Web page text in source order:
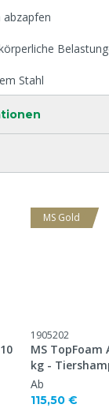
abzapfen
Stahl
MS Gold
1905202
MS TopFoam
kg -
Ab
115,50 €